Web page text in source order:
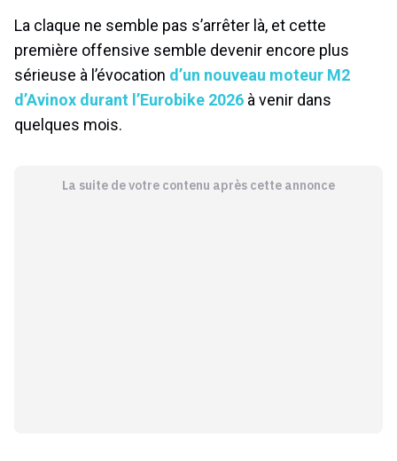
La claque ne semble pas s’arrêter là, et cette
première offensive semble devenir encore plus
sérieuse à l’évocation d’un nouveau moteur M2
d’Avinox durant l’Eurobike 2026 à venir dans
quelques mois.
La suite de votre contenu après cette annonce